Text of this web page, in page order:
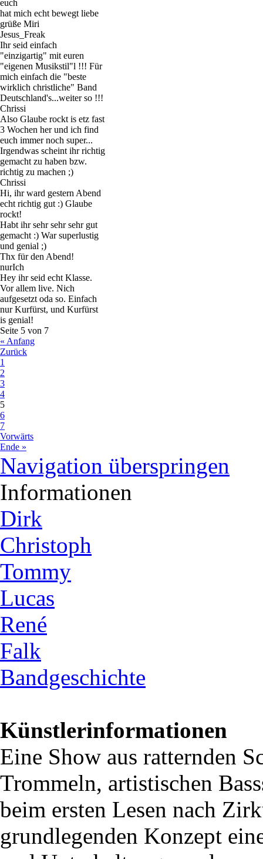
euch
hat mich echt bewegt liebe
grüße Miri
Jesus_Freak
Ihr seid einfach
"einzigartig" mit euren
"eigenen Musikstil"l !!! Für
mich einfach die "beste
wirklich christliche" Band
Deutschland's...weiter so !!!
Chrissi
Also Glaube rockt is etz fast
3 Wochen her und ich find
euch immer noch super...
Irgendwas scheint ihr richtig
gemacht zu haben bzw.
richtig zu machen ;)
Chrissi
Hi, ihr ward gestern Abend
echt richtig gut :) Glaube
rockt!
Habt ihr sehr sehr sehr gut
gemacht :) War superlustig
und genial ;)
Thx für den Abend!
nurIch
Hey ihr seid echt Klasse.
Vor allem live. Nich
aufgesetzt oda so. Einfach
nur Kurfürst, und Kurfürst
is genial!
Seite 5 von 7
« Anfang
Zurück
1
2
3
4
5
6
7
Vorwärts
Ende »
Navigation überspringen
Informationen
Dirk
Christoph
Tommy
Lucas
René
Falk
Bandgeschichte
Künstlerinformationen
Eine Show aus ratternden
Trommeln, artistischen
beim ersten Lesen nach
grundlegenden Konzept